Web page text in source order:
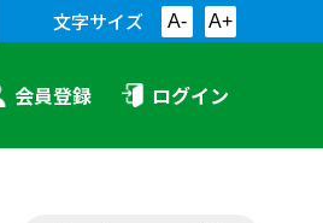
文字サイズ A- A+
会員登録 ログイン